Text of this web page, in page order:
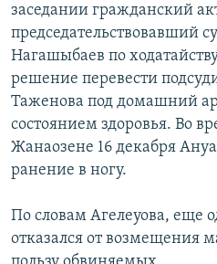
заседании гражданский
председательствовавший
Нагашыбаев по
решение перевести
Таженова под домашний
состоянием здоровья. Во
Жанаозене 16 декабря
ранение в ногу.
По словам Агелеуова, еще
отказался от возмещения